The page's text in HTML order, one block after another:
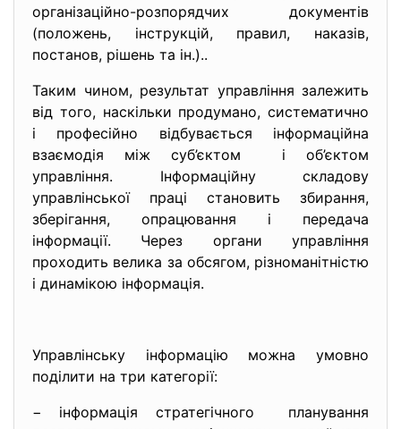
організаційно-розпорядчих документів
(положень, інструкцій, правил, наказів,
постанов, рішень та ін.)..
Таким чином, результат управління залежить
від того, наскільки продумано, систематично
і професійно відбувається інформаційна
взаємодія між суб’єктом і об’єктом
управління. Інформаційну складову
управлінської праці становить збирання,
зберігання, опрацювання і передача
інформації. Через органи управління
проходить велика за обсягом, різноманітністю
і динамікою інформація.
Управлінську інформацію можна умовно
поділити на три категорії:
− інформація стратегічного планування